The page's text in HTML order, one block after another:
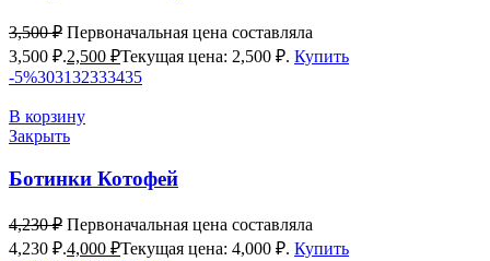
3,500₽ Первоначальная цена составляла
3,500 ₽.2,500 ₽Текущая цена: 2,500 ₽. Купить
-5%303132333435
В корзину
Закрыть
Ботинки Котофей
4,230₽ Первоначальная цена составляла
4,230 ₽.4,000 ₽Текущая цена: 4,000 ₽. Купить